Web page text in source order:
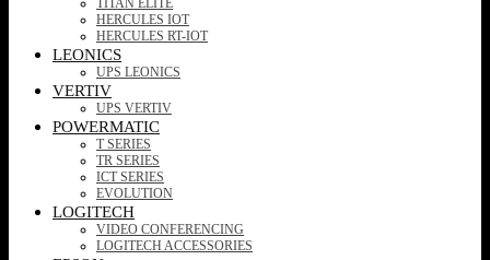
TITAN ELITE
HERCULES IOT
HERCULES RT-IOT
LEONICS
UPS LEONICS
VERTIV
UPS VERTIV
POWERMATIC
T SERIES
TR SERIES
ICT SERIES
EVOLUTION
LOGITECH
VIDEO CONFERENCING
LOGITECH ACCESSORIES